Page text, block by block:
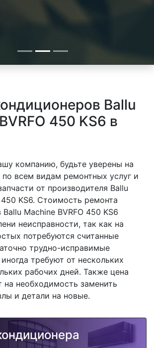
Ballu
450 KS6 в
компанию, будьте уверены на
всем видам ремонтных услуг и
от производителя Ballu
450 KS6. Стоимость ремонта
Machine BVRFO 450 KS6
неисправности, так как на
потребуются считанные
трудно-исправимые
требуют от нескольких
рабочих дней. Также цена
на необходимость заменить
и детали на новые.